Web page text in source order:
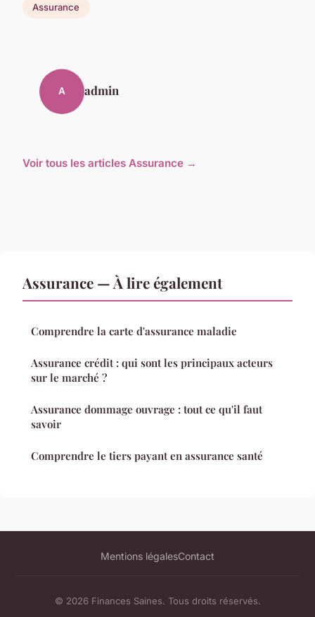
Assurance
A admin
Voir tous les articles Assurance →
Assurance — À lire également
Comprendre la carte d'assurance maladie
Assurance crédit : qui sont les principaux acteurs
sur le marché ?
Assurance dommage ouvrage : tout ce qu'il faut
savoir
Comprendre le tiers payant en assurance santé
Mentions légalesContact
© 2026 Finances Saines. Tous droits réservés.